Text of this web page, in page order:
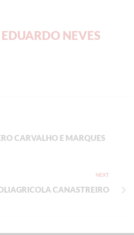
EDUARDO NEVES
CARVALHO E MARQUES
NEXT
CANASTREIRO